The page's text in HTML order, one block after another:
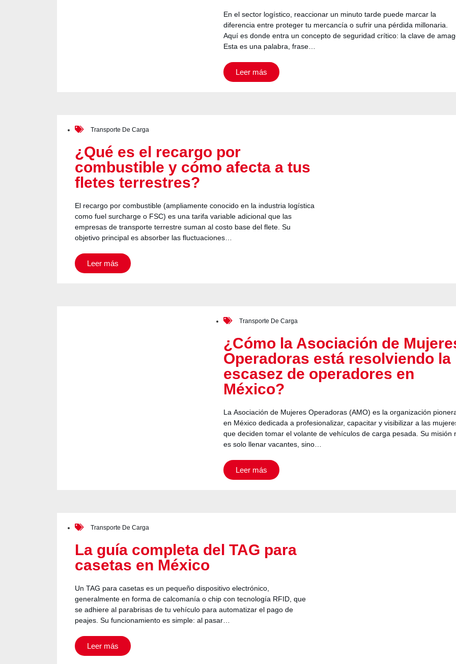
En el sector logístico, reaccionar un minuto tarde puede marcar la
diferencia entre proteger tu mercancía o sufrir una pérdida millonaria.
Aquí es donde entra un concepto de seguridad crítico: la clave de
Esta es una palabra, frase…
Leer más
Transporte De Carga
¿Qué es el recargo por
combustible y cómo afecta a tus
fletes terrestres?
El recargo por combustible (ampliamente conocido en la industria logística
como fuel surcharge o FSC) es una tarifa variable adicional que las
empresas de transporte terrestre suman al costo base del flete. Su
objetivo principal es absorber las fluctuaciones…
Leer más
Transporte De Carga
¿Cómo la Asociación de
Operadoras está resolviendo la
escasez de operadores en
México?
La Asociación de Mujeres Operadoras (AMO) es la organización
en México dedicada a profesionalizar, capacitar y visibilizar a las
que deciden tomar el volante de vehículos de carga pesada. Su misión
es solo llenar vacantes, sino…
Leer más
Transporte De Carga
La guía completa del TAG para
casetas en México
Un TAG para casetas es un pequeño dispositivo electrónico,
generalmente en forma de calcomanía o chip con tecnología RFID, que
se adhiere al parabrisas de tu vehículo para automatizar el pago de
peajes. Su funcionamiento es simple: al pasar…
Leer más